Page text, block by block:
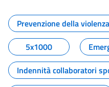
Tutti i
Prevenzione della
5x1000
Indennità collaboratori